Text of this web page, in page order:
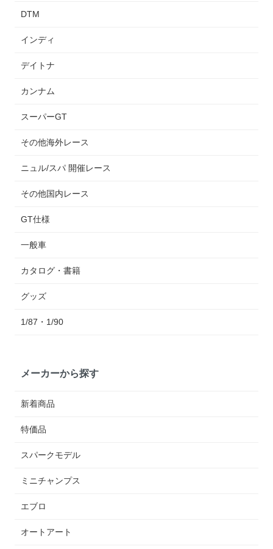
DTM
インディ
デイトナ
カンナム
スーパーGT
その他海外レース
ニュル/スパ 開催レース
その他国内レース
GT仕様
一般車
カタログ・書籍
グッズ
1/87・1/90
メーカーから探す
新着商品
特価品
スパークモデル
ミニチャンプス
エブロ
オートアート